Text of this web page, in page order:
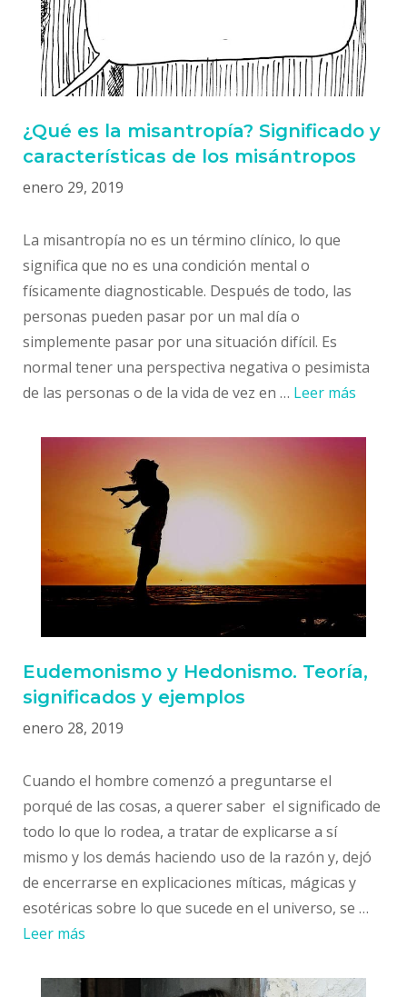
¿Qué es la misantropía? Significado y
características de los misántropos
enero 29, 2019
La misantropía no es un término clínico, lo que
significa que no es una condición mental o
físicamente diagnosticable. Después de todo, las
personas pueden pasar por un mal día o
simplemente pasar por una situación difícil. Es
normal tener una perspectiva negativa o pesimista
de las personas o de la vida de vez en … Leer más
Eudemonismo y Hedonismo. Teoría,
significados y ejemplos
enero 28, 2019
Cuando el hombre comenzó a preguntarse el
porqué de las cosas, a querer saber el significado de
todo lo que lo rodea, a tratar de explicarse a sí
mismo y los demás haciendo uso de la razón y, dejó
de encerrarse en explicaciones míticas, mágicas y
esotéricas sobre lo que sucede en el universo, se …
Leer más